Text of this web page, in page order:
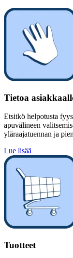
Tietoa
Etsitkö helpotusta
apuvälineen
yläraajatuennan ja
Lue lisää
Tuotteet